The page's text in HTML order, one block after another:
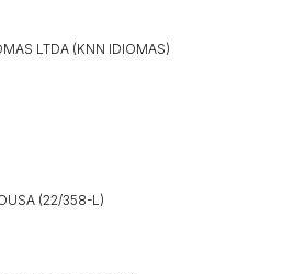
LTDA (KNN IDIOMAS)
(22/358-L)